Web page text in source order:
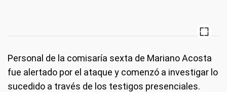
Personal de la comisaría sexta de Mariano Acosta
fue alertado por el ataque y comenzó a investigar lo
sucedido a través de los testigos presenciales.